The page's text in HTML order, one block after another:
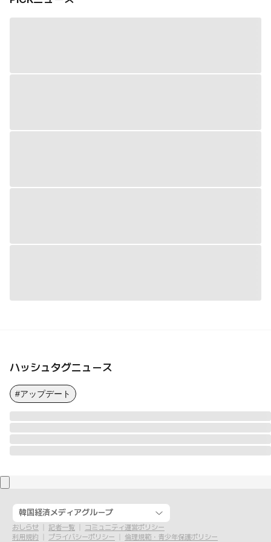
ハッシュタグニュース
#アップデート
韓国経済メディアグループ
おしらせ 記者一覧
コミュニティ運営ポリシー
利用規約
プライバシーポリシー 倫理規範・青少年保護ポリシー